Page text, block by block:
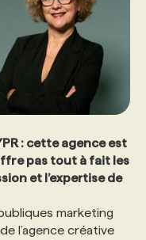
: cette agence est
pas tout à fait les
et l’expertise de
marketing
l’agence créative